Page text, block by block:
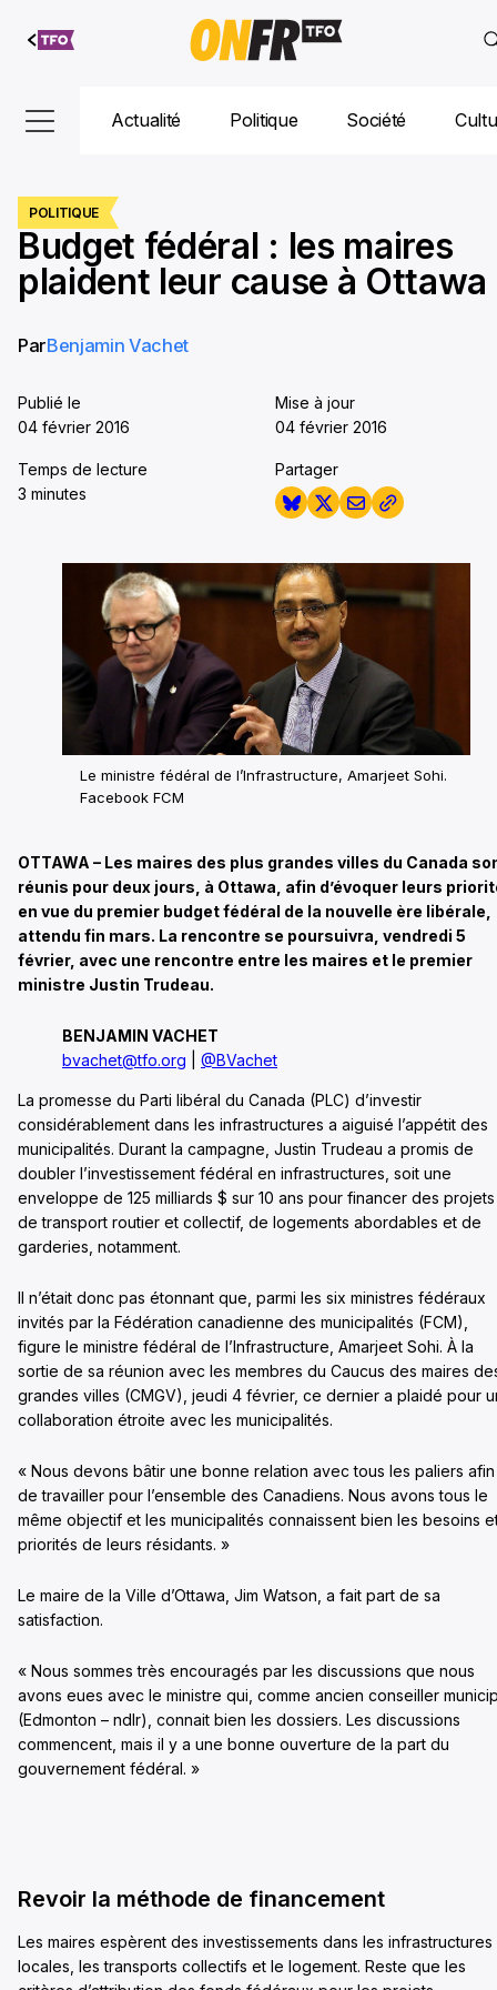
Aller au
contenu
Actualité Politique Société
POLITIQUE
Budget fédéral : les maires
plaident leur cause à Ottawa
ParBenjamin Vachet
Publié le
04 février 2016
Mise à jour
04 février 2016
Temps de lecture
3 minutes
Partager
Le ministre fédéral de l’Infrastructure, Amarjeet Sohi.
Facebook FCM
OTTAWA – Les maires des plus grandes villes du Canada
réunis pour deux jours, à Ottawa, afin d’évoquer leurs
en vue du premier budget fédéral de la nouvelle ère libérale,
attendu fin mars. La rencontre se poursuivra, vendredi 5
février, avec une rencontre entre les maires et le premier
ministre Justin Trudeau.
BENJAMIN VACHET
bvachet@tfo.org
@BVachet
La promesse du Parti libéral du Canada (PLC) d’investir
considérablement dans les infrastructures a aiguisé l’appétit des
municipalités. Durant la campagne, Justin Trudeau a promis de
doubler l’investissement fédéral en infrastructures, soit une
enveloppe de 125 milliards $ sur 10 ans pour financer des projets
de transport routier et collectif, de logements abordables et de
garderies, notamment.
Il n’était donc pas étonnant que, parmi les six ministres fédéraux
invités par la Fédération canadienne des municipalités (FCM),
figure le ministre fédéral de l’Infrastructure, Amarjeet Sohi. À la
sortie de sa réunion avec les membres du Caucus des maires
grandes villes (CMGV), jeudi 4 février, ce dernier a plaidé pour
collaboration étroite avec les municipalités.
« Nous devons bâtir une bonne relation avec tous les paliers afin
de travailler pour l’ensemble des Canadiens. Nous avons tous le
même objectif et les municipalités connaissent bien les besoins
priorités de leurs résidants. »
Le maire de la Ville d’Ottawa, Jim Watson, a fait part de sa
satisfaction.
« Nous sommes très encouragés par les discussions que nous
avons eues avec le ministre qui, comme ancien conseiller
(Edmonton – ndlr), connait bien les dossiers. Les discussions
commencent, mais il y a une bonne ouverture de la part du
gouvernement fédéral. »
Revoir la méthode de financement
Les maires espèrent des investissements dans les infrastructures
locales, les transports collectifs et le logement. Reste que les